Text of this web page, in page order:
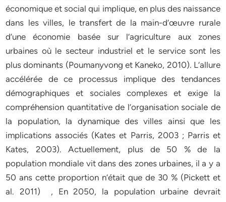
économique et social qui implique, en plus des naissance
dans les villes, le transfert de la main-d’œuvre rurale
d’une économie basée sur l’agriculture aux zones
urbaines où le secteur industriel et le service sont les
plus dominants (Poumanyvong et Kaneko, 2010). L’allure
accélérée de ce processus implique des tendances
démographiques et sociales complexes et exige la
compréhension quantitative de l’organisation sociale de
la population, la dynamique des villes ainsi que les
implications associés (Kates et Parris, 2003 ; Parris et
Kates, 2003). Actuellement, plus de 50 % de la
population mondiale vit dans des zones urbaines, il a y a
50 ans cette proportion n’était que de 30 % (Pickett et
al. 2011) , En 2050, la population urbaine devrait